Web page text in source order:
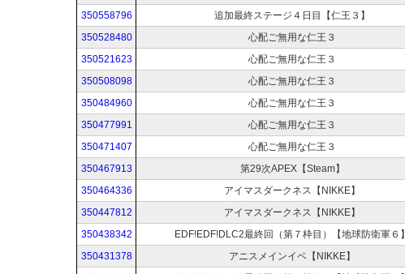
350558796
追加最終ステージ４日目【仁王３】
350528480
心配ご無用な仁王３
350521623
心配ご無用な仁王３
350508098
心配ご無用な仁王３
350484960
心配ご無用な仁王３
350477991
心配ご無用な仁王３
350471407
心配ご無用な仁王３
350467913
第29次APEX【Steam】
350464336
アイマスダークネス【NIKKE】
350447812
アイマスダークネス【NIKKE】
350438342
EDF!EDF!DLC2最終回（第７枠目）【地球防衛軍６】
350431378
アニスメインイベ【NIKKE】